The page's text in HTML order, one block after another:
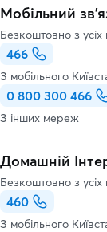
Мобільний
Безкоштовно з усіх
466
З мобільного
0 800 300 466
З інших мереж
Домашній
Безкоштовно з усіх
460
З мобільного